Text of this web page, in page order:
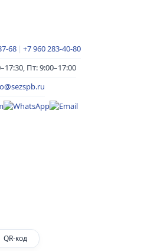
68 | +7 960 283-40-80
Пт: 9:00–17:00